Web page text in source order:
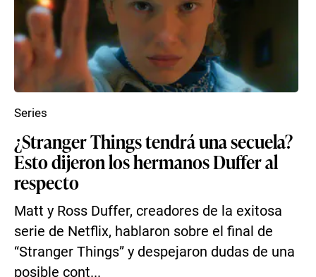
¿Stranger Things tendrá una secuela?
Esto dijeron los hermanos Duffer al
respecto
Matt y Ross Duffer, creadores de la exitosa
serie de Netflix, hablaron sobre el final de
“Stranger Things” y despejaron dudas de una
posible cont...
Series